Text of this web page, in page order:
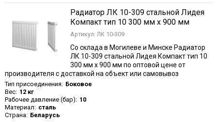
Радиатор ЛК 10-309 стальной Лидея
Компакт тип 10 300 мм х 900 мм
Артикул: ЛК 10-309
Со склада в Могилеве и Минске Радиатор
ЛК 10-309 стальной Лидея Компакт тип 10
300 мм х 900 мм по оптовой цене от
производителя с доставкой на объект или самовывоз
Тип присоединения: Боковое
Вес: 12 кг
Рабочее давление (бар): 10
Материал: сталь
Страна: Беларусь